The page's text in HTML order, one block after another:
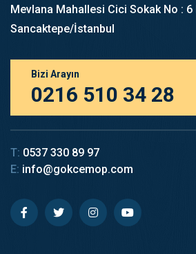
Mevlana Mahallesi Cici Sokak No : 6
Sancaktepe/İstanbul
Bizi Arayın
0216 510 34 28
T: 0537 330 89 97
E: info@gokcemop.com